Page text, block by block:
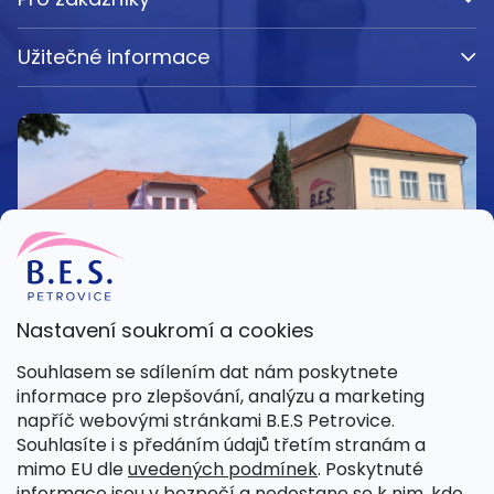
Nastavení soukromí a cookies
Souhlasem se sdílením dat nám poskytnete
informace pro zlepšování, analýzu a marketing
napříč webovými stránkami B.E.S Petrovice.
Souhlasíte i s předáním údajů třetím stranám a
mimo EU dleuvedených podmínek. Poskytnuté
Užitečné informace
Kamenná prodejna
Pondělí – Pátek 8:00 – 15:30
Petrovice 42, 262 55 Petrovice
Více informací